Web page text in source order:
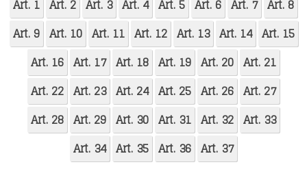
Art. 1 Art. 2 Art. 3 Art. 4 Art. 5 Art. 6 Art. 7 Art. 8
Art. 9 Art. 10 Art. 11 Art. 12 Art. 13 Art. 14 Art. 15
Art. 16 Art. 17 Art. 18 Art. 19 Art. 20 Art. 21
Art. 22 Art. 23 Art. 24 Art. 25 Art. 26 Art. 27
Art. 28 Art. 29 Art. 30 Art. 31 Art. 32 Art. 33
Art. 34 Art. 35 Art. 36 Art. 37